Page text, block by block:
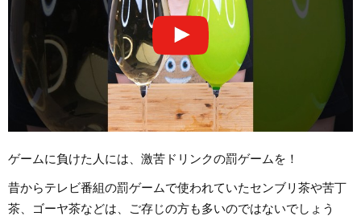
ゲームに負けた人には、激苦ドリンクの罰ゲームを！
昔からテレビ番組の罰ゲームで使われていたセンブリ茶や苦丁
茶、ゴーヤ茶などは、ご存じの方も多いのではないでしょう